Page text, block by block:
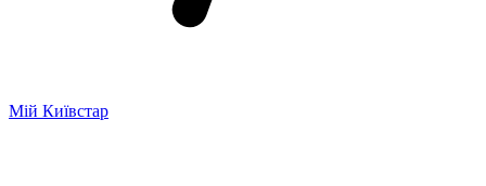
Мій Київстар